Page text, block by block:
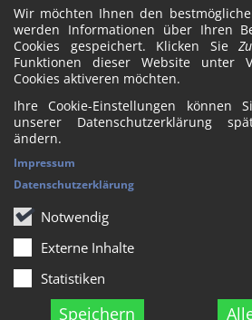
Wir möchten Ihnen den
werden Informationen über Ihren
Cookies gespeichert. Klicken Sie
Funktionen dieser Website unter
Cookies aktiveren möchten.
Ihre Cookie-Einstellungen
unserer Datenschutzerklärung
ändern.
Notwendig
Externe Inhalte
Statistiken
Speichern
Impressum
Datenschutzerklärung